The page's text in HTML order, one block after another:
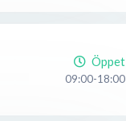
Öppet
09:00-18:00